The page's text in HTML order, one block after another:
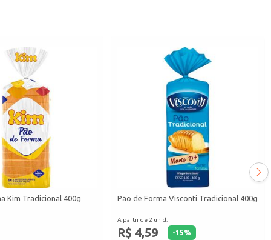
Kim Tradicional 400g Pão de Forma Visconti Tradicional 400g
A partir de 2 unid.
R$ 4,59 -15%